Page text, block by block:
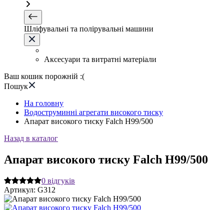
Шліфувальні та полірувальні машини
Аксесуари та витратні матеріали
Ваш кошик порожній :(
Пошук
На головну
Водоструминні агрегати високого тиску
Апарат високого тиску Falch H99/500
Назад в каталог
Апарат високого тиску Falch H99/500
0 відгуків
Артикул: G312